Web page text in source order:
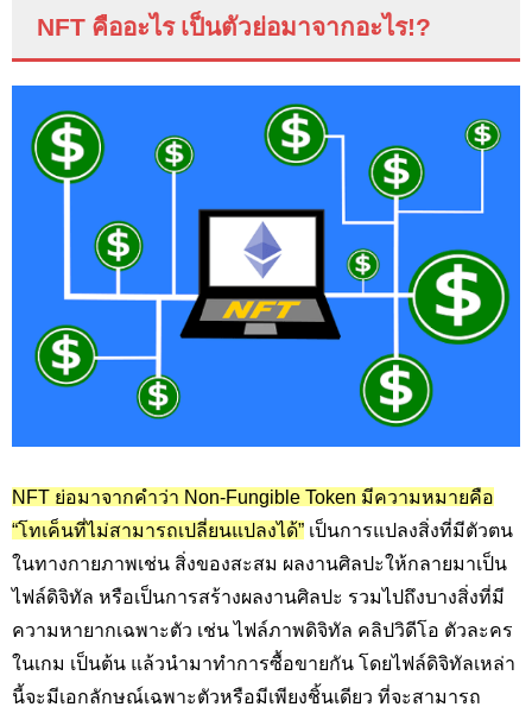
NFTคืออะไร เป็นตัวย่อมาจากอะไร!?
NFT ย่อมาจากคำว่า Non-Fungible Token มีความหมายคือ
“โทเค็นที่ไม่สามารถเปลี่ยนแปลงได้” เป็นการแปลงสิ่งที่มีตัวตน
ในทางกายภาพเช่น สิ่งของสะสม ผลงานศิลปะให้กลายมาเป็น
ไฟล์ดิจิทัล หรือเป็นการสร้างผลงานศิลปะ รวมไปถึงบางสิ่งที่มี
ความหายากเฉพาะตัว เช่น ไฟล์ภาพดิจิทัล คลิปวิดีโอ ตัวละคร
ในเกม เป็นต้น แล้วนำมาทำการซื้อขายกัน โดยไฟล์ดิจิทัลเหล่า
นี้จะมีเอกลักษณ์เฉพาะตัวหรือมีเพียงชิ้นเดียว ที่จะสามารถ